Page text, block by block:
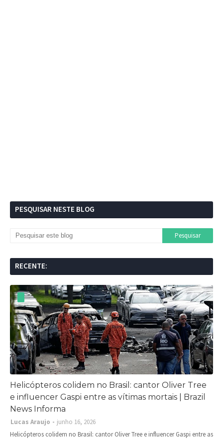
PESQUISAR NESTE BLOG
RECENTE:
Helicópteros colidem no Brasil: cantor Oliver Tree
e influencer Gaspi entre as vítimas mortais | Brazil
News Informa
Lucas Araujo
junho 16, 2026
Helicópteros colidem no Brasil: cantor Oliver Tree e influencer Gaspi entre as